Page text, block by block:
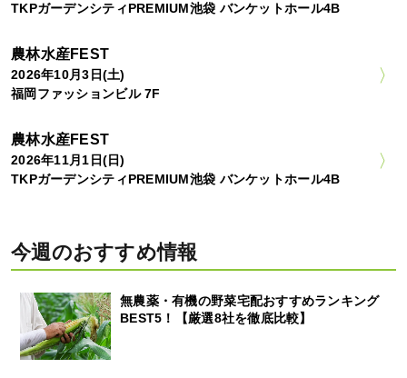
TKPガーデンシティPREMIUM池袋 バンケットホール4B
農林水産FEST
2026年10月3日(土)
福岡ファッションビル 7F
農林水産FEST
2026年11月1日(日)
TKPガーデンシティPREMIUM池袋 バンケットホール4B
今週のおすすめ情報
無農薬・有機の野菜宅配おすすめランキング
BEST5！【厳選8社を徹底比較】